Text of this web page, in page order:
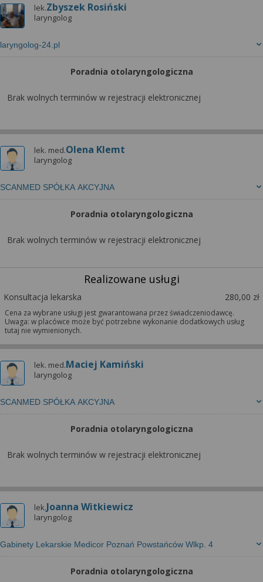
lek.Zbyszek Rosiński
laryngolog
laryngolog-24.pl
Poradnia otolaryngologiczna
Brak wolnych terminów w rejestracji elektronicznej
lek. med.Olena Klemt
laryngolog
SCANMED SPÓŁKA AKCYJNA
Poradnia otolaryngologiczna
Brak wolnych terminów w rejestracji elektronicznej
Realizowane usługi
Konsultacja lekarska 280,00 zł
Cena za wybrane usługi jest gwarantowana przez świadczeniodawcę.
Uwaga: w placówce może być potrzebne wykonanie dodatkowych usług
tutaj nie wymienionych.
lek. med.Maciej Kamiński
laryngolog
SCANMED SPÓŁKA AKCYJNA
Poradnia otolaryngologiczna
Brak wolnych terminów w rejestracji elektronicznej
lek.Joanna Witkiewicz
laryngolog
Gabinety Lekarskie Medicor Poznań Powstańców Wlkp. 4
Poradnia otolaryngologiczna